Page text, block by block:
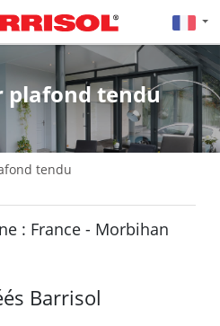
plafond tendu
tendu
: France - Morbihan
Barrisol